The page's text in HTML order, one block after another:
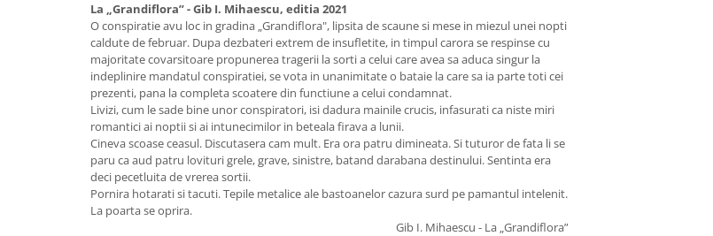
La „Grandiflora” - Gib I. Mihaescu, editia 2021
O conspiratie avu loc in gradina „Grandiflora", lipsita de scaune si mese in miezul unei nopti
caldute de februar. Dupa dezbateri extrem de insufletite, in timpul carora se respinse cu
majoritate covarsitoare propunerea tragerii la sorti a celui care avea sa aduca singur la
indeplinire mandatul conspiratiei, se vota in unanimitate o bataie la care sa ia parte toti cei
prezenti, pana la completa scoatere din functiune a celui condamnat.
Livizi, cum le sade bine unor conspiratori, isi dadura mainile crucis, infasurati ca niste miri
romantici ai noptii si ai intunecimilor in beteala firava a lunii.
Cineva scoase ceasul. Discutasera cam mult. Era ora patru dimineata. Si tuturor de fata li se
paru ca aud patru lovituri grele, grave, sinistre, batand darabana destinului. Sentinta era
deci pecetluita de vrerea sortii.
Pornira hotarati si tacuti. Tepile metalice ale bastoanelor cazura surd pe pamantul intelenit.
La poarta se oprira.
Gib I. Mihaescu - La „Grandiflora”